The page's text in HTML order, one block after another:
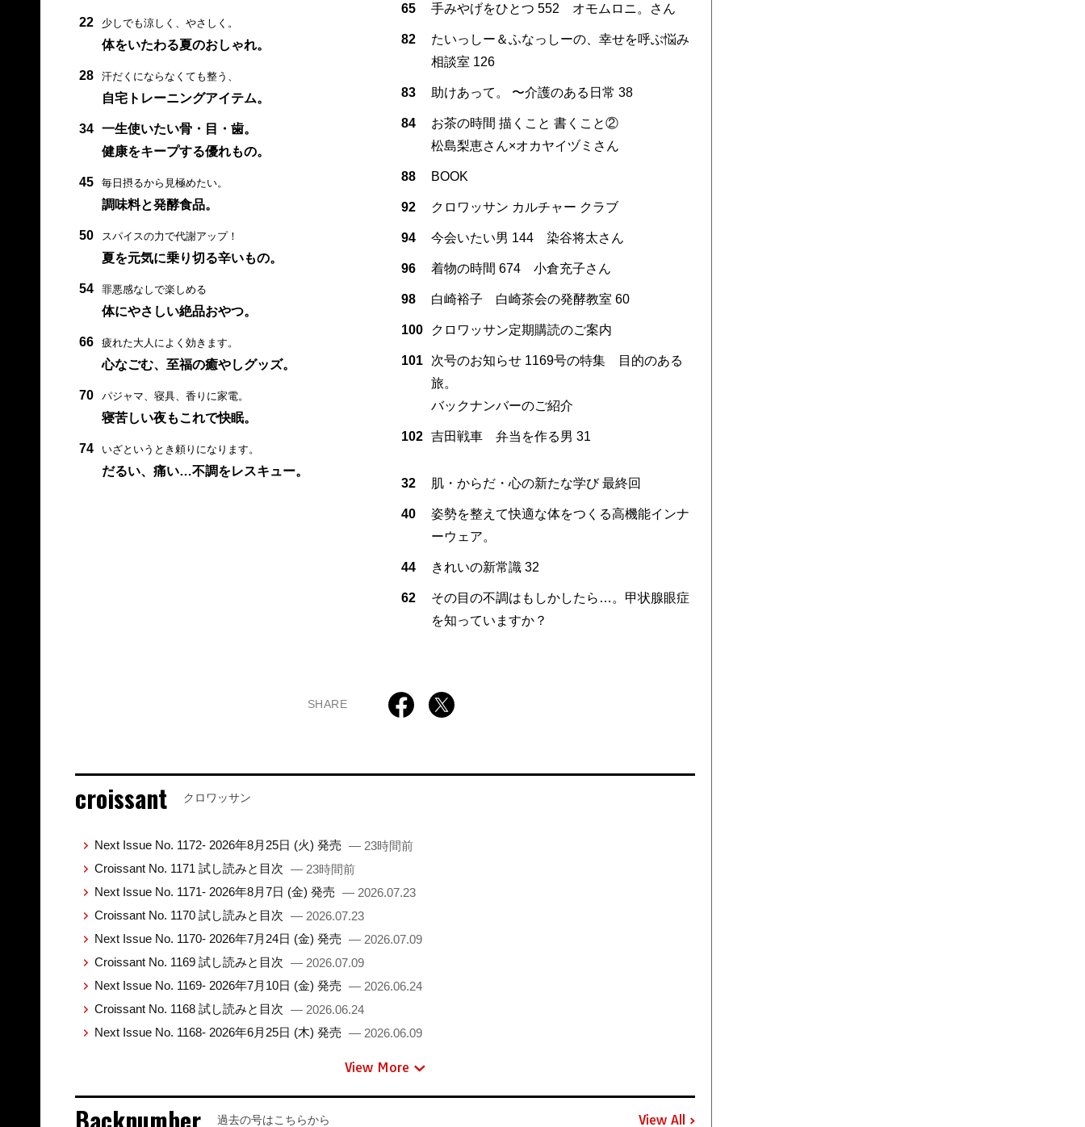
22 少しでも涼しく、やさしく。
体をいたわる夏のおしゃれ。
28 汗だくにならなくても整う、
自宅トレーニングアイテム。
34
一生使いたい骨・目・歯。
健康をキープする優れもの。
45 毎日摂るから見極めたい。
調味料と発酵食品。
50 スパイスの力で代謝アップ！
夏を元気に乗り切る辛いもの。
54 罪悪感なしで楽しめる
体にやさしい絶品おやつ。
66 疲れた大人によく効きます。
心なごむ、至福の癒やしグッズ。
70 パジャマ、寝具、香りに家電。
寝苦しい夜もこれで快眠。
74 いざというとき頼りになります。
だるい、痛い…不調をレスキュー。
65 手みやげをひとつ 552 オモムロニ。さん
82
たいっしー＆ふなっしーの、幸せを呼ぶ悩み
相談室 126
83 助けあって。 〜介護のある日常 38
84
お茶の時間 描くこと 書くこと②
松島梨恵さん×オカヤイヅミさん
88 BOOK
92 クロワッサン カルチャー クラブ
94 今会いたい男 144 染谷将太さん
96 着物の時間 674 小倉充子さん
98 白崎裕子 白崎茶会の発酵教室 60
100 クロワッサン定期購読のご案内
101
次号のお知らせ 1169号の特集 目的のある
旅。
バックナンバーのご紹介
102 吉田戦車 弁当を作る男 31
32 肌・からだ・心の新たな学び 最終回
40
姿勢を整えて快適な体をつくる高機能インナ
ーウェア。
44 きれいの新常識 32
62
その目の不調はもしかしたら…。甲状腺眼症
を知っていますか？
SHARE
croissant クロワッサン
Next Issue No. 1172- 2026年8月25日 (火) 発売 — 23時間前
Croissant No. 1171 試し読みと目次 — 23時間前
Next Issue No. 1171- 2026年8月7日 (金) 発売 — 2026.07.23
Croissant No. 1170 試し読みと目次 — 2026.07.23
Next Issue No. 1170- 2026年7月24日 (金) 発売 — 2026.07.09
Croissant No. 1169 試し読みと目次 — 2026.07.09
Next Issue No. 1169- 2026年7月10日 (金) 発売 — 2026.06.24
Croissant No. 1168 試し読みと目次 — 2026.06.24
Next Issue No. 1168- 2026年6月25日 (木) 発売 — 2026.06.09
View More
過去の号はこちらから View All